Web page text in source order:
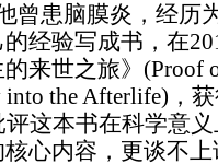
曾患脑膜炎，经历
经验写成书，在
来世之旅》(Proof
into the Afterlife)，
评这本书在科学意
心内容，更谈不上